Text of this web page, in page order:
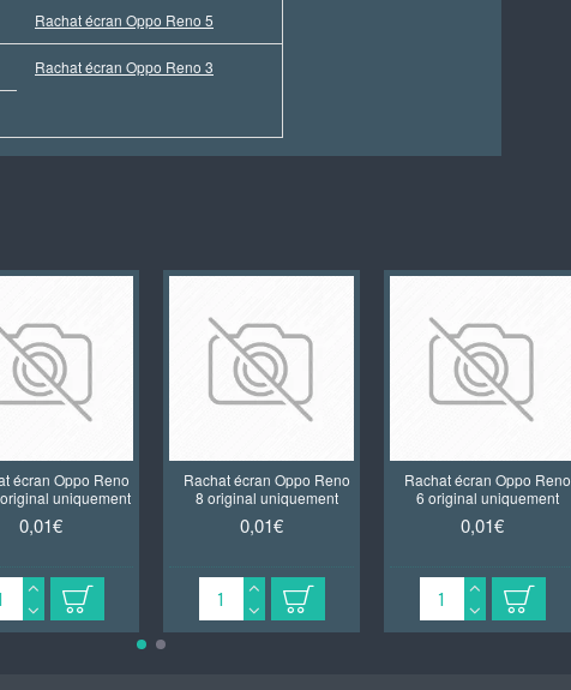
Rachat écran Oppo Reno 5
Rachat écran Oppo Reno 3
écran Oppo Reno
uniquement
0,01€
Rachat écran Oppo Reno
8 original uniquement
0,01€
Rachat écran Oppo Reno
6 original uniquement
0,01€